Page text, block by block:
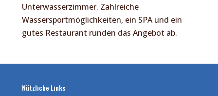
Unterwasserzimmer. Zahlreiche
Wassersportmöglichkeiten, ein SPA und ein
gutes Restaurant runden das Angebot ab.
Nützliche Links